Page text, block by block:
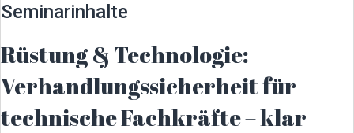
Seminarinhalte
Rüstung & Technologie:
Verhandlungssicherheit für
technische Fachkräfte – klar